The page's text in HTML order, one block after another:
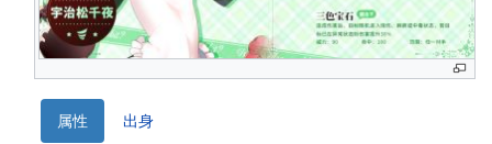
属性 出身